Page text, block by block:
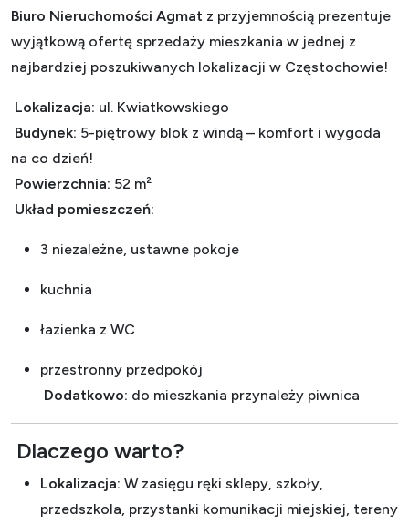
Biuro Nieruchomości Agmat z przyjemnością prezentuje
wyjątkową ofertę sprzedaży mieszkania w jednej z
najbardziej poszukiwanych lokalizacji w Częstochowie!
Lokalizacja: ul. Kwiatkowskiego
Budynek: 5-piętrowy blok z windą – komfort i wygoda
na co dzień!
Powierzchnia: 52 m²
Układ pomieszczeń:
3 niezależne, ustawne pokoje
kuchnia
łazienka z WC
przestronny przedpokój
Dodatkowo: do mieszkania przynależy piwnica
Dlaczego warto?
Lokalizacja: W zasięgu ręki sklepy, szkoły,
przedszkola, przystanki komunikacji miejskiej, tereny